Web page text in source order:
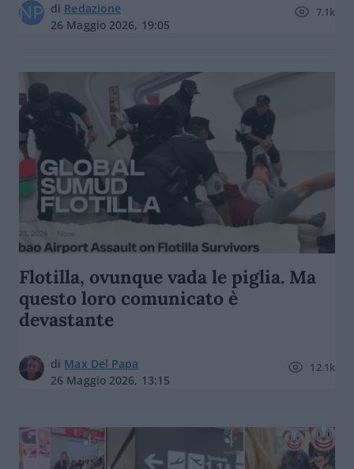
di Redazione
26 Maggio 2026, 19:05
7.1k
Flotilla, ovunque vada le piglia. Ma
questo loro comunicato è
devastante
di Max Del Papa
26 Maggio 2026, 13:15
12.1k